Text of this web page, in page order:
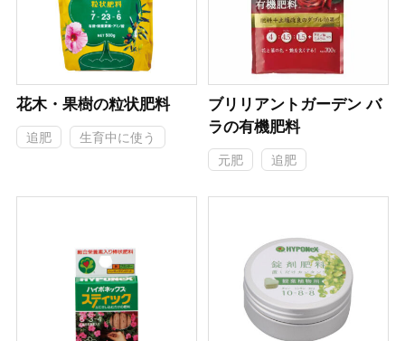
花木・果樹の粒状肥料
追肥 生育中に使う
ブリリアントガーデン バ
ラの有機肥料
元肥 追肥